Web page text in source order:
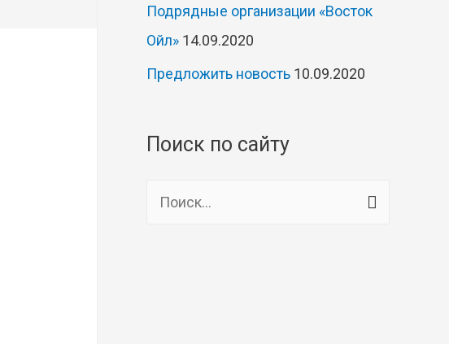
Подрядные организации «Восток
Ойл» 14.09.2020
Предложить новость 10.09.2020
Поиск по сайту